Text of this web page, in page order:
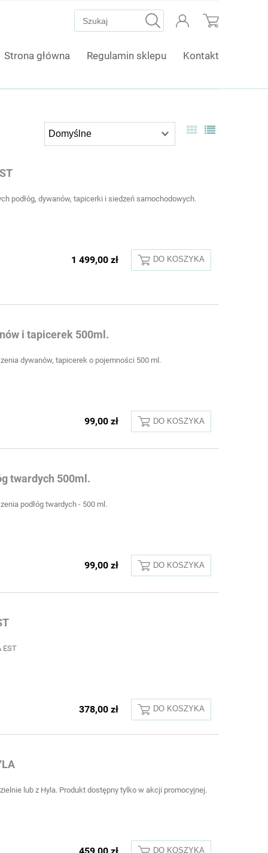
Strona główna Regulamin sklepu Kontakt
podłóg, dywanów, tapicerki i siedzeń samochodowych.
1 499,00 zł DO KOSZYKA
i tapicerek 500ml.
dywanów, tapicerek o pojemności 500 ml.
99,00 zł DO KOSZYKA
twardych 500ml.
podłóg twardych - 500 ml.
99,00 zł DO KOSZYKA
EST
378,00 zł DO KOSZYKA
lub z Hyla. Produkt dostępny tylko w akcji promocyjnej.
DO KOSZYKA